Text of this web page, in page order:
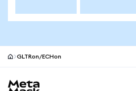
GLTRon/ECHon